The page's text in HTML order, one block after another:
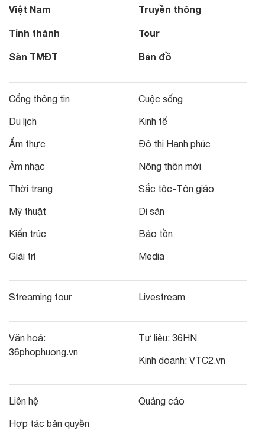
Việt Nam
Tỉnh thành
Sàn TMĐT
Truyền thông
Tour
Bản đồ
Cổng thông tin
Du lịch
Ẩm thực
Âm nhạc
Thời trang
Mỹ thuật
Kiến trúc
Giải trí
Cuộc sống
Kinh tế
Đô thị Hạnh phúc
Nông thôn mới
Sắc tộc-Tôn giáo
Di sản
Bảo tồn
Media
Streaming tour Livestream
Văn hoá:
36phophuong.vn
Tư liệu: 36HN
Kinh doanh: VTC2.vn
Liên hệ
Hợp tác bản quyền
Quảng cáo